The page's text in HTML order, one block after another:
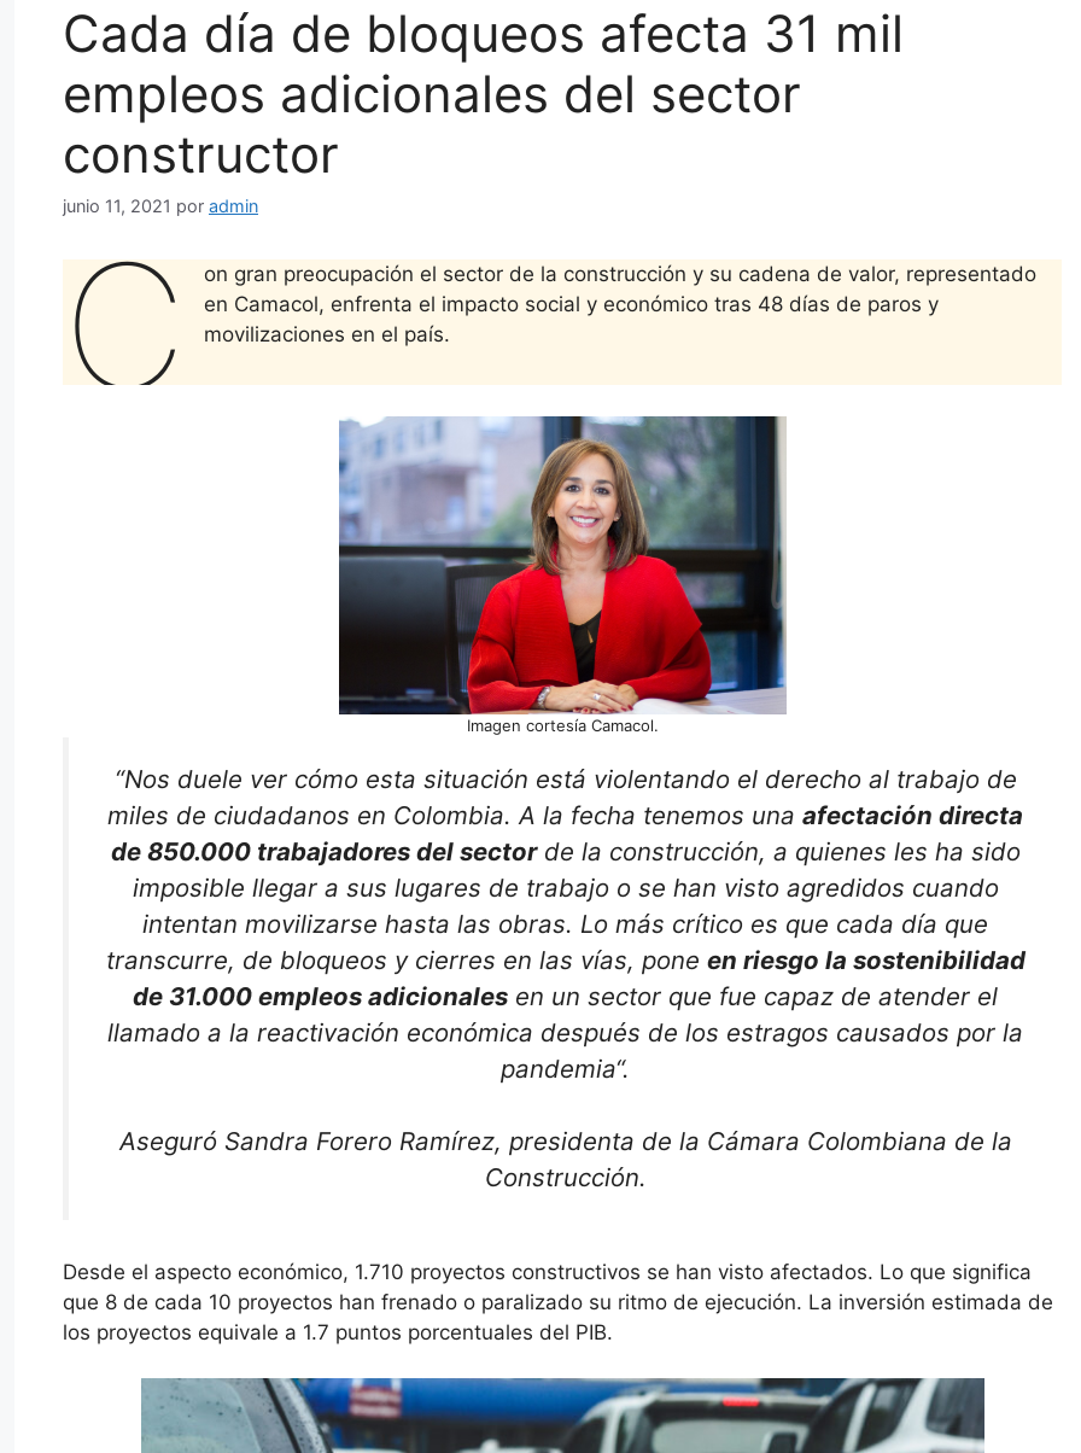
Cada día de bloqueos afecta 31 mil
empleos adicionales del sector
constructor
junio 11, 2021 por admin
C
on gran preocupación el sector de la construcción y su cadena de valor, representado
en Camacol, enfrenta el impacto social y económico tras 48 días de paros y
movilizaciones en el país.
Imagen cortesía Camacol.
“Nos duele ver cómo esta situación está violentando el derecho al trabajo de
miles de ciudadanos en Colombia. A la fecha tenemos una afectación directa
de 850.000 trabajadores del sectorde la construcción, a quienes les ha sido
imposible llegar a sus lugares de trabajo o se han visto agredidos cuando
intentan movilizarse hasta las obras. Lo más crítico es que cada día que
transcurre, de bloqueos y cierres en las vías, pone en riesgo la sostenibilidad
de 31.000 empleos adicionales en un sector que fue capaz de atender el
llamado a la reactivación económica después de los estragos causados por la
pandemia“.
Aseguró Sandra Forero Ramírez, presidenta de la Cámara Colombiana de la
Construcción.
Desde el aspecto económico, 1.710 proyectos constructivos se han visto afectados. Lo que significa
que 8 de cada 10 proyectos han frenado o paralizado su ritmo de ejecución. La inversión estimada de
los proyectos equivale a 1.7 puntos porcentuales del PIB.